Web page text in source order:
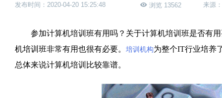
发布时间：2020-04-20 15:25:48 浏览 13562 来源
参加计算机培训班有用吗？关于计算机培训班是否有用
机培训班非常有用也很有必要。 培训机构为整个IT行业培养
总体来说计算机培训比较靠谱。